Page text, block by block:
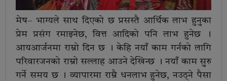
मेष– भाग्यले साथ दिएको छ प्रसस्तै आर्थिक लाभ हुनुका
प्रेम प्रसंग रमाइनेछ, वित्त आदिको पनि लाभ हुनेछ ।
आयआर्जनमा राम्रो दिन छ । केहि नयाँ काम गर्नको लागि
परिवारजनको राम्रो सल्लाह आउने देखिन्छ । नयाँ काम सुरु
गर्ने समय छ । व्यापारमा राम्रै धनलाभ हुनेछ, नउठ्ने पैसा